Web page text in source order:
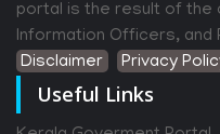
portal is the result of
Information Officers, and
Disclaimer
Privacy
Useful Links